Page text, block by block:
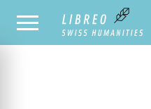
TOUS LES NUMÉROS